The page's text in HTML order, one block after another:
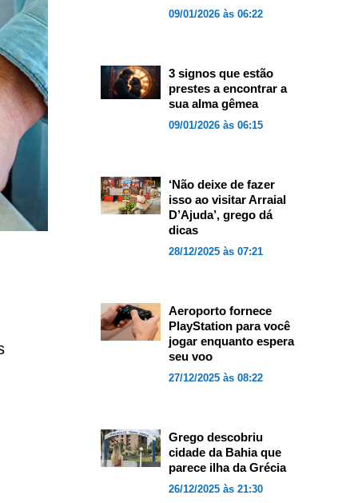
09/01/2026 às 06:22
3 signos que estão
prestes a encontrar a
sua alma gêmea
09/01/2026 às 06:15
‘Não deixe de fazer
isso ao visitar Arraial
D’Ajuda’, grego dá
dicas
28/12/2025 às 07:21
Aeroporto fornece
PlayStation para você
jogar enquanto espera
seu voo
27/12/2025 às 08:22
Grego descobriu
cidade da Bahia que
parece ilha da Grécia
26/12/2025 às 21:30